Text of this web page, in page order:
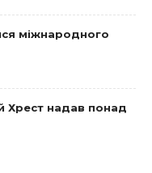
міжнародного
Хрест надав понад